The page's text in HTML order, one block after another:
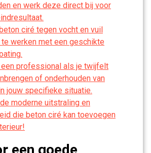
en werk deze direct bij voor
ciré tegen vocht en vuil
werken met een geschikte
een professional als je twijfelt
of onderhouden van
jouw specifieke situatie.
moderne uitstraling en
die beton ciré kan toevoegen